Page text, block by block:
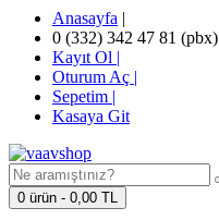
Anasayfa |
0 (332) 342 47 81 (pbx)
Kayıt Ol |
Oturum Aç |
Sepetim |
Kasaya Git
0 ürün - 0,00 TL